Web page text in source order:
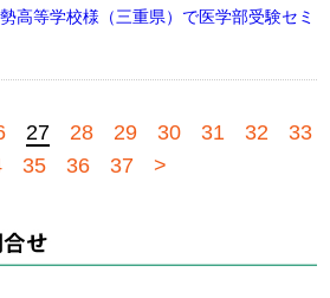
高等学校様（三重県）で医学部受験セミ
27 28 29 30 31 32
33
35 36 37 >